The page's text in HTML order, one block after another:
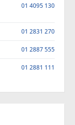
01 4095 130
01 2831 270
01 2887 555
01 2881 111